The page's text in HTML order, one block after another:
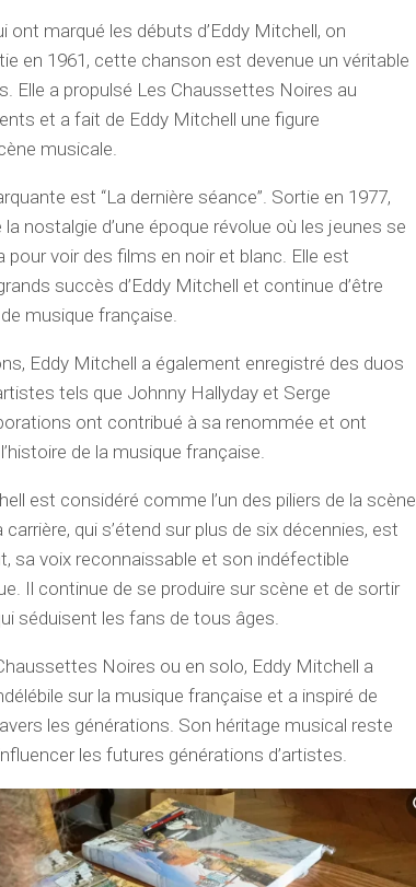
ont marqué les débuts d’Eddy Mitchell, on
en 1961, cette chanson est devenue un véritable
Elle a propulsé Les Chaussettes Noires au
et a fait de Eddy Mitchell une figure
musicale.
est “La dernière séance”. Sortie en 1977,
nostalgie d’une époque révolue où les jeunes se
pour voir des films en noir et blanc. Elle est
succès d’Eddy Mitchell et continue d’être
musique française.
Eddy Mitchell a également enregistré des duos
tels que Johnny Hallyday et Serge
ont contribué à sa renommée et ont
de la musique française.
est considéré comme l’un des piliers de la scène
qui s’étend sur plus de six décennies, est
sa voix reconnaissable et son indéfectible
Il continue de se produire sur scène et de sortir
séduisent les fans de tous âges.
Noires ou en solo, Eddy Mitchell a
sur la musique française et a inspiré de
les générations. Son héritage musical reste
les futures générations d’artistes.